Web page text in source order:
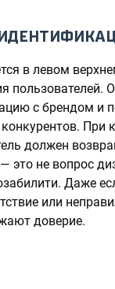
в левом
пользователей.
с брендом и
При
должен
это не вопрос
Даже
или
доверие.